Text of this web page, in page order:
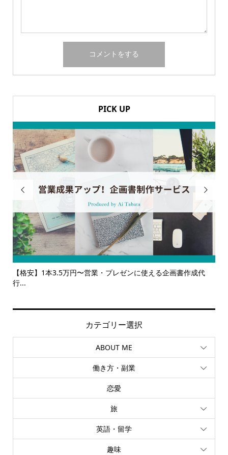
PICK UP

える企画書作成代
【サービス一覧】広報・企画・デザインの単

カテゴリー選択
ABOUT ME
働き方・副業
恋愛
旅
英語・留学
趣味